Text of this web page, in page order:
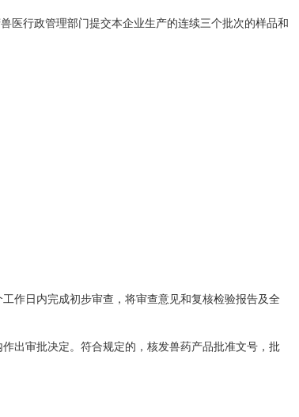
医行政管理部门提交本企业生产的连续三个批次的样品和
作日内完成初步审查，将审查意见和复核检验报告及全
出审批决定。符合规定的，核发兽药产品批准文号，批